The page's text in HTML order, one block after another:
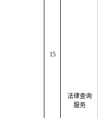
15
法律查询
服务